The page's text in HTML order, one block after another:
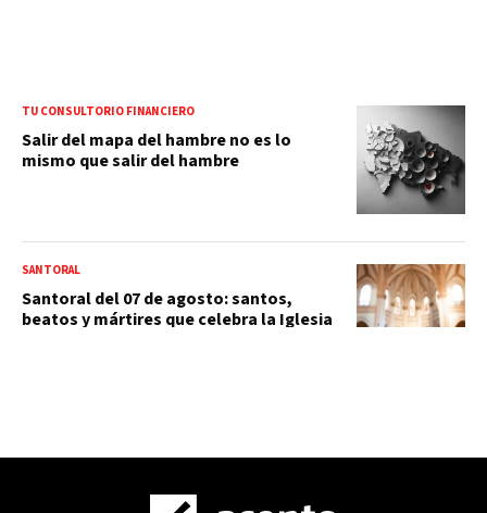
TU CONSULTORIO FINANCIERO
Salir del mapa del hambre no es lo
mismo que salir del hambre
SANTORAL
Santoral del 07 de agosto: santos,
beatos y mártires que celebra la Iglesia
¿Qué se celebra hoy en el mundo?
conmemoraciones de esta fecha